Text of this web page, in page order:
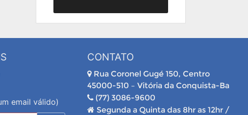
email válido)
CONTATO
Rua Coronel Gugé 150, Centro
45000-510 – Vitória da Conquista-Ba
(77) 3086-9600
Segunda a Quinta das 8hr as 12hr /